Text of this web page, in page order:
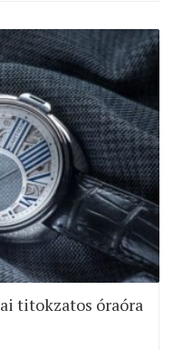
titokzatos óraóra